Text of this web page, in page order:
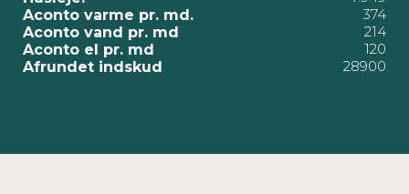
Aconto varme pr. md.
374
Aconto vand pr. md
214
Aconto el pr. md
120
Afrundet indskud
28900